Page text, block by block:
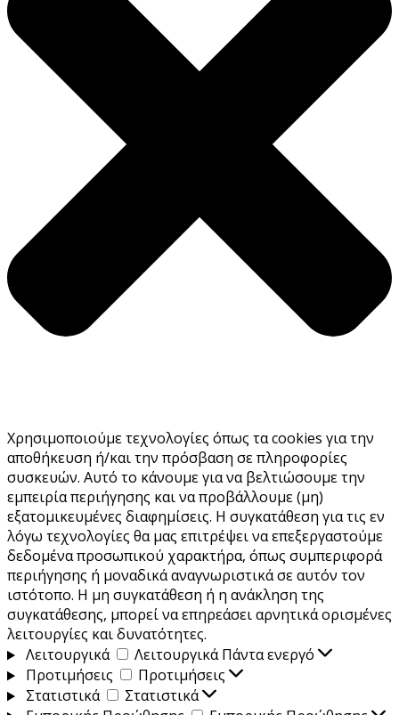
Χρησιμοποιούμε τεχνολογίες όπως τα cookies για την
αποθήκευση ή/και την πρόσβαση σε πληροφορίες
συσκευών. Αυτό το κάνουμε για να βελτιώσουμε την
εμπειρία περιήγησης και να προβάλλουμε (μη)
εξατομικευμένες διαφημίσεις. Η συγκατάθεση για τις εν
λόγω τεχνολογίες θα μας επιτρέψει να επεξεργαστούμε
δεδομένα προσωπικού χαρακτήρα, όπως συμπεριφορά
περιήγησης ή μοναδικά αναγνωριστικά σε αυτόν τον
ιστότοπο. Η μη συγκατάθεση ή η ανάκληση της
συγκατάθεσης, μπορεί να επηρεάσει αρνητικά ορισμένες
λειτουργίες και δυνατότητες.
Λειτουργικά
Λειτουργικά Πάντα ενεργό
Προτιμήσεις
Προτιμήσεις
Στατιστικά
Στατιστικά